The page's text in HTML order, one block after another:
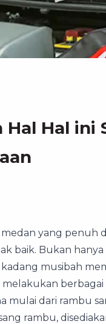
Hal Hal ini
yang penuh
baik. Bukan
musibah
berbagai
mulai dari rambu
rambu,